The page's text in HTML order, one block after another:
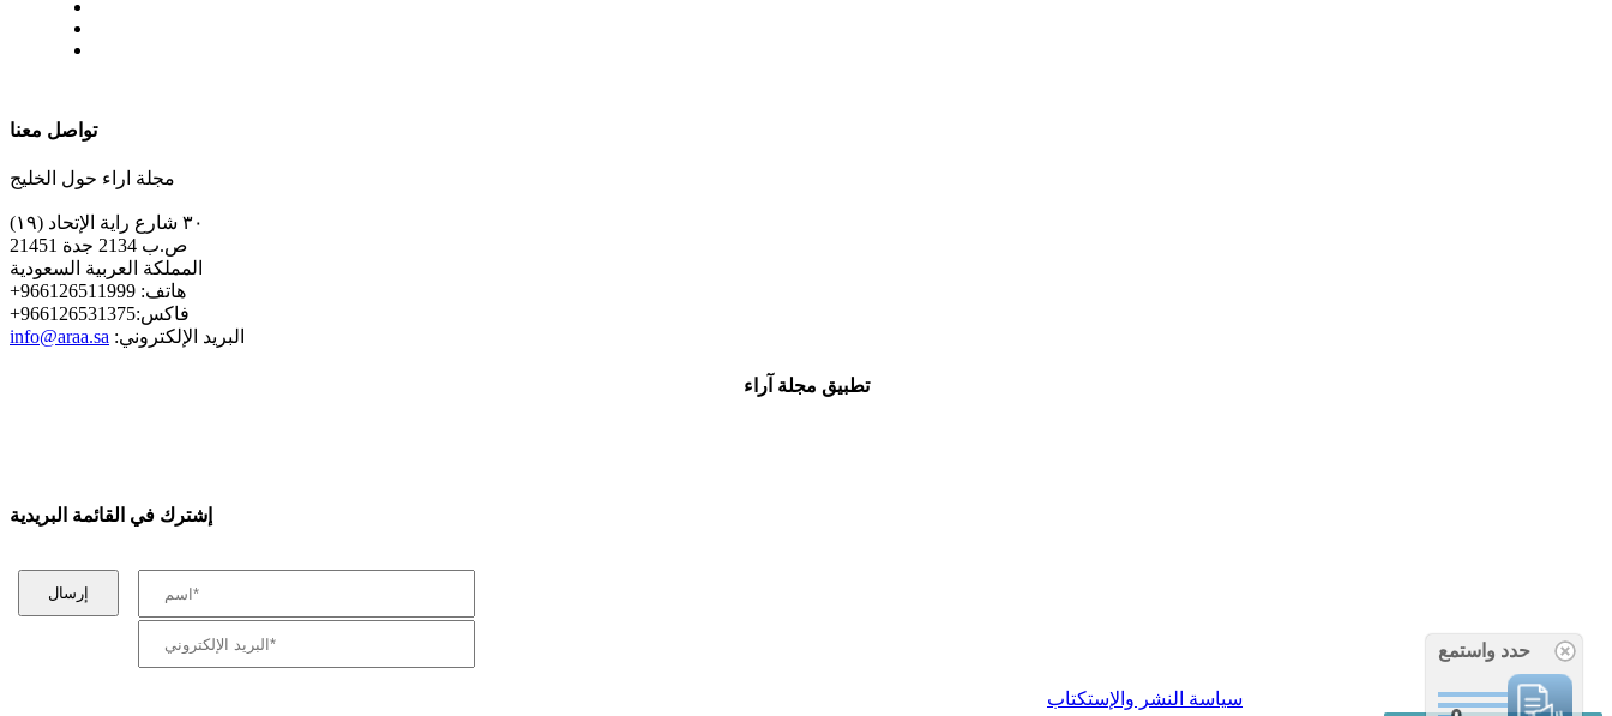
تواصل معنا
مجلة اراء حول الخليج
٣٠ شارع راية الإتحاد (١٩)
ص.ب 2134 جدة 21451
المملكة العربية السعودية
+هاتف: 966126511999
+فاكس:966126531375
info@araa.sa :البريد الإلكتروني
تطبيق مجلة آراء
إشترك في القائمة البريدية
سياسة النشر والإستكتاب
حدد واستمع